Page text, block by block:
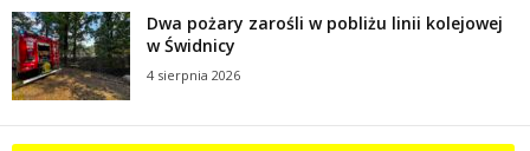
Dwa pożary zarośli w pobliżu linii kolejowej
w Świdnicy
4 sierpnia 2026